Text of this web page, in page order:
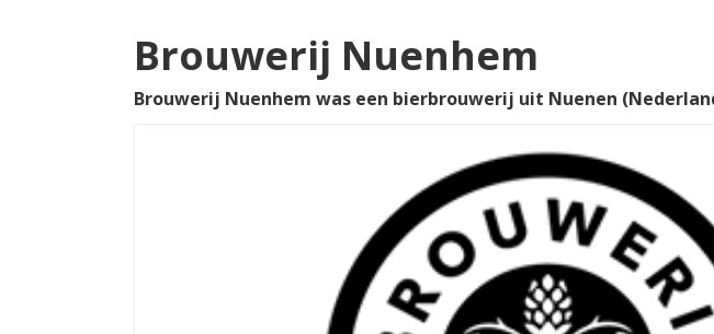
Brouwerij Nuenhem
Brouwerij Nuenhem was een bierbrouwerij uit Nuenen